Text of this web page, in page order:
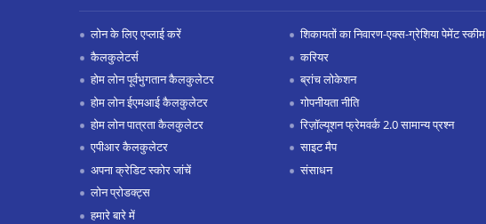
लोन के लिए एप्लाई करें
कैलकुलेटर्स
होम लोन पूर्वभुगतान कैलकुलेटर
होम लोन ईएमआई कैलकुलेटर
होम लोन पात्रता कैलकुलेटर
एपीआर कैलकुलेटर
अपना क्रेडिट स्कोर जांचें
लोन प्रोडक्ट्स
हमारे बारे में
शिकायतों का निवारण-एक्स-ग्रेशिया पेमेंट स्कीम
करियर
ब्रांच लोकेशन
गोपनीयता नीति
रिज़ॉल्यूशन फ्रेमवर्क 2.0 सामान्य प्रश्न
साइट मैप
संसाधन